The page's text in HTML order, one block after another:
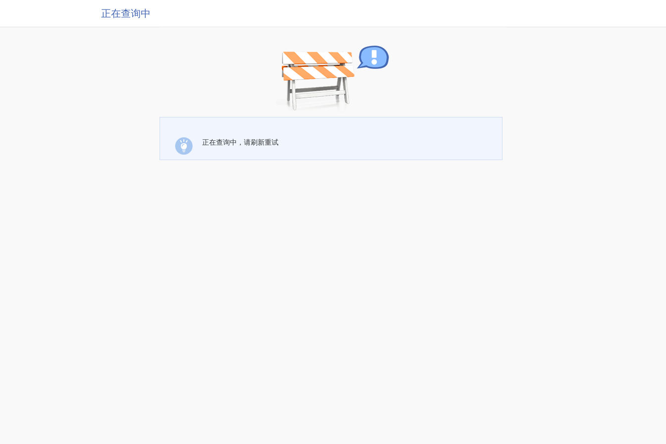
正在查询中
正在查询中，请刷新重试